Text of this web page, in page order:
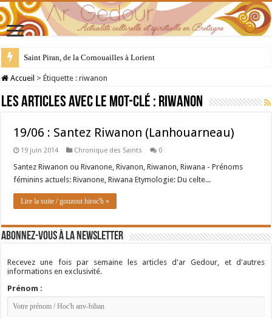
Saint Piran, de la Cornouailles à Lorient
Accueil > Étiquette :riwanon
Les articles avec le mot-clé : riwanon
19/06 : Santez Riwanon (Lanhouarneau)
19 juin 2014 Chronique des Saints 0
Santez Riwanon ou Rivanone, Rivanon, Riwanon, Riwana - Prénoms
féminins actuels: Rivanone, Riwana Etymologie: Du celte...
Lire la suite / gouzout hiroc'h »
Abonnez-vous à la newsletter
Recevez une fois par semaine les articles d'ar Gedour, et d'autres
informations en exclusivité.
Prénom :